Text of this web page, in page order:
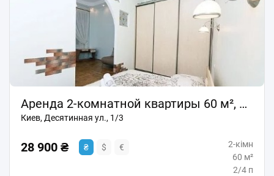
Аренда 2-комнатной квартиры 60 м², Десятинная ул., 1/3
Киев, Десятинная ул., 1/3
28 900 ₴ ₴ $ €
2-кімн
60 м²
2/4 п